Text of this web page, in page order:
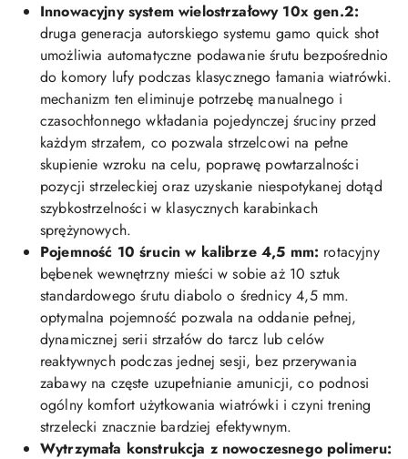
Innowacyjny system wielostrzałowy 10x gen.2:
druga generacja autorskiego systemu gamo quick shot
umożliwia automatyczne podawanie śrutu bezpośrednio
do komory lufy podczas klasycznego łamania wiatrówki.
mechanizm ten eliminuje potrzebę manualnego i
czasochłonnego wkładania pojedynczej śruciny przed
każdym strzałem, co pozwala strzelcowi na pełne
skupienie wzroku na celu, poprawę powtarzalności
pozycji strzeleckiej oraz uzyskanie niespotykanej dotąd
szybkostrzelności w klasycznych karabinkach
sprężynowych.
Pojemność 10 śrucin w kalibrze 4,5 mm: rotacyjny
bębenek wewnętrzny mieści w sobie aż 10 sztuk
standardowego śrutu diabolo o średnicy 4,5 mm.
optymalna pojemność pozwala na oddanie pełnej,
dynamicznej serii strzałów do tarcz lub celów
reaktywnych podczas jednej sesji, bez przerywania
zabawy na częste uzupełnianie amunicji, co podnosi
ogólny komfort użytkowania wiatrówki i czyni trening
strzelecki znacznie bardziej efektywnym.
Wytrzymała konstrukcja z nowoczesnego polimeru: